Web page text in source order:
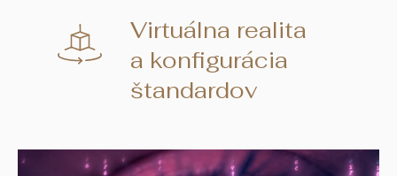
Virtuálna realita
a konfigurácia
štandardov